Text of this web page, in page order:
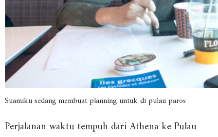
Suamiku sedang membuat planning untuk di pulau paros
Perjalanan waktu tempuh dari Athena ke Pulau